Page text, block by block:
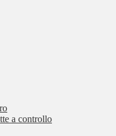
a controllo